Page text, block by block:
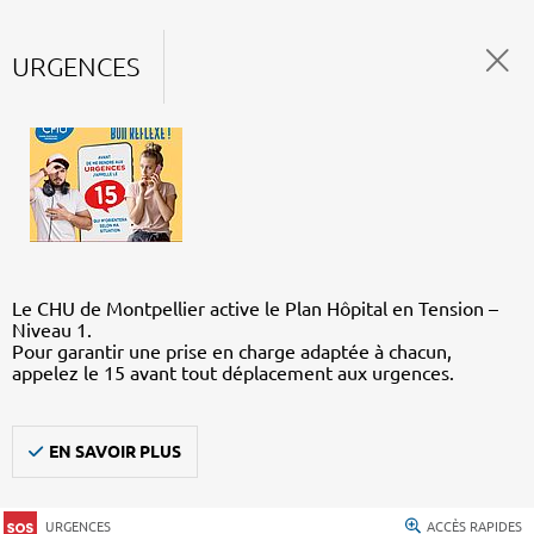
URGENCES
Le CHU de Montpellier active le Plan Hôpital en Tension –
Niveau 1.
Pour garantir une prise en charge adaptée à chacun,
appelez le 15 avant tout déplacement aux urgences.
EN SAVOIR PLUS
URGENCES ACCÈS RAPIDES